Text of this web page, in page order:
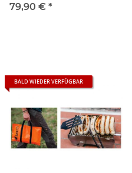
79,90 € *
BALD WIEDER VERFÜGBAR